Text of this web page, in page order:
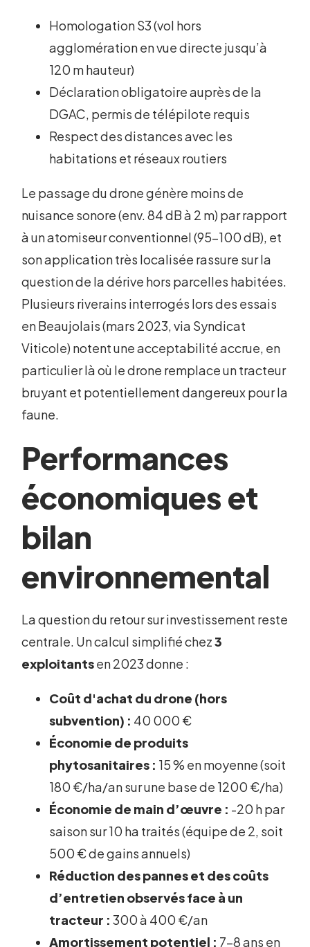
Homologation S3 (vol hors
agglomération en vue directe jusqu’à
120 m hauteur)
Déclaration obligatoire auprès de la
DGAC, permis de télépilote requis
Respect des distances avec les
habitations et réseaux routiers
Le passage du drone génère moins de
nuisance sonore (env. 84 dB à 2 m) par rapport
à un atomiseur conventionnel (95-100 dB), et
son application très localisée rassure sur la
question de la dérive hors parcelles habitées.
Plusieurs riverains interrogés lors des essais
en Beaujolais (mars 2023, via Syndicat
Viticole) notent une acceptabilité accrue, en
particulier là où le drone remplace un tracteur
bruyant et potentiellement dangereux pour la
faune.
Performances
économiques et
bilan
environnemental
La question du retour sur investissement reste
centrale. Un calcul simplifié chez3
exploitantsen 2023 donne :
Coût d'achat du drone (hors
subvention) : 40 000 €
Économie de produits
phytosanitaires : 15 % en moyenne (soit
180 €/ha/an sur une base de 1200 €/ha)
Économie de main d’œuvre : -20 h par
saison sur 10 ha traités (équipe de 2, soit
500 € de gains annuels)
Réduction des pannes et des coûts
d’entretien observés face à un
tracteur :300 à 400 €/an
Amortissement potentiel : 7-8 ans en